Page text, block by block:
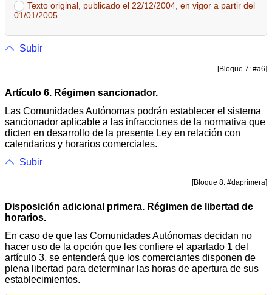
Texto original, publicado el 22/12/2004, en vigor a partir del
01/01/2005.
Subir
[Bloque 7: #a6]
Artículo 6. Régimen sancionador.
Las Comunidades Autónomas podrán establecer el sistema
sancionador aplicable a las infracciones de la normativa que
dicten en desarrollo de la presente Ley en relación con
calendarios y horarios comerciales.
Subir
[Bloque 8: #daprimera]
Disposición adicional primera. Régimen de libertad de
horarios.
En caso de que las Comunidades Autónomas decidan no
hacer uso de la opción que les confiere el apartado 1 del
artículo 3, se entenderá que los comerciantes disponen de
plena libertad para determinar las horas de apertura de sus
establecimientos.